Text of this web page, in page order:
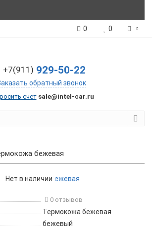
0 0
+7(911) 929-50-22
обратный звонок
счет sale@intel-car.ru
бежевая
Нет в наличии
0 отзывов
Термокожа бежевая
бежевый